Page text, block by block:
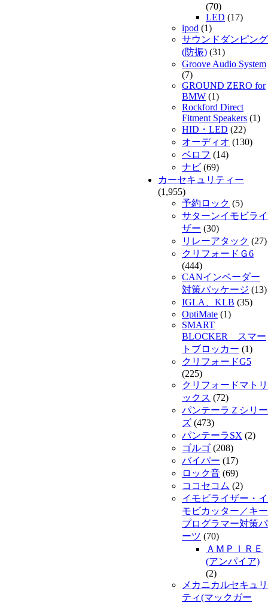
(70)
LED (17)
ipod (1)
サウンドダンピング
(防振) (31)
Groove Audio System
(7)
GROUND ZERO for
BMW (1)
Rockford Direct
Fitment Speakers (1)
HID・LED (22)
オーディオ (130)
ベロフ (14)
ナビ (69)
カーセキュリティー
(1,955)
予約ロック (5)
サターンイモビライ
ザー (30)
リレーアタック (27)
クリフォードＧ6
(444)
CANインベーダー
対策パッケージ (13)
IGLA、KLB (35)
OptiMate (1)
SMART
BLOCKER スマー
トブロッカー (1)
クリフォードG5
(225)
クリフォードマトリ
ックス (72)
パンテーラＺシリー
ズ (473)
パンテーラSX (2)
ゴルゴ (208)
バイパー (17)
ロック音 (69)
ココセコム (2)
イモビライザー・イ
モビカッター／キー
プログラマー対策パ
ーツ (70)
ＡＭＰＩＲＥ
(アンパイア)
(2)
メカニカルセキュリ
ティ(マックガー